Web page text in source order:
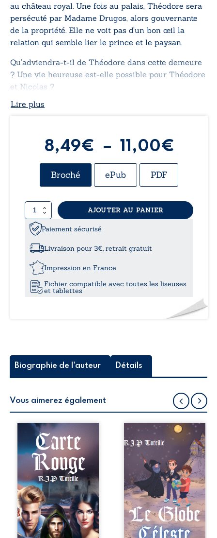
au château royal. Une fois au palais, Théodore sera
persécuté par Madame Drugos, alors gouvernante
de la propriété. Elle ne voit pas d’un bon œil la
relation qui semble lier le prince et le paysan.
Qu’adviendra-t-il de Théodore dans cette demeure
? Une vie heureuse est-elle possible pour Théodore
et Nicolas ?
Lire plus
8,49€ – 11,00€
de
Broché ePub PDF
quantité
de
Théodore
AJOUTER AU PANIER
Paiement sécurisé
Livraison pour 3€, retrait gratuit
Impression en France
Fichier compatible avec toutes les liseuses
et tablettes
Biographie de l'auteur Détails
Vous aimerez également
Dan et Paige se
retrouvent,
comme par magie,
dans un univers
étrange. Ils n’ont
qu’une chose en
tête : revenir dans
leur monde à eux.
Seulement, pour
cela, ils doivent se
confronter au
sorcier du mal et
relever les défis
Dans un village,
d’anciens gardiens
de l’univers, des
étoiles et des
constellations
sont à la
recherche d’une
relique précieuse :
le Globe Céleste,
un objet qui
détient le pouvoir
de l’équilibre du
monde. Pour les